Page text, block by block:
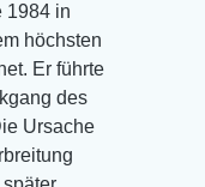
1984 in
höchsten
Er führte
des
Ursache